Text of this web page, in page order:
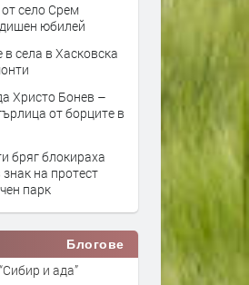
село Срем
юбилей
села в Хасковска
Христо Бонев –
от борците в
бряг блокираха
на протест
парк
Блогове
и ада”